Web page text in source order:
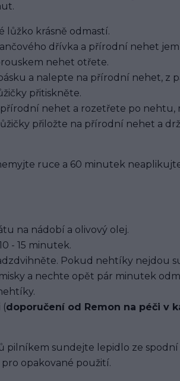
lůžko krásně odmastí.
dřívka a přírodní nehet
nehet otřete.
a nalepte na přírodní nehet, z
přitiskněte.
nehet a rozetřete po nehtu,
přiložte na přírodní nehet a
ruce a 60 minutek
na nádobí a olivový olej.
- 15 minutek.
Pokud nehtíky nejdou
a nechte opět pár minutek
(doporučení od Remon na péči v
pilníkem sundejte lepidlo ze
opakované použití.